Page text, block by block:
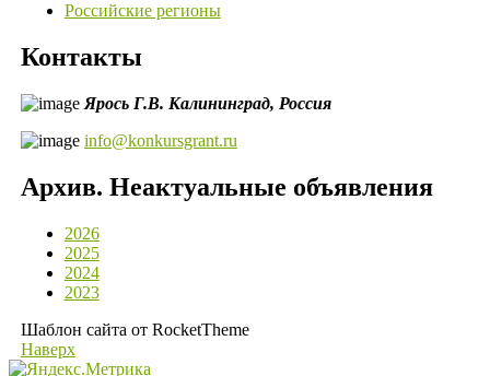
Российские регионы
Контакты
Ярось Г.В. Калининград, Россия
info@konkursgrant.ru
Архив. Неактуальные объявления
2026
2025
2024
2023
Шаблон сайта от RocketTheme
Наверх